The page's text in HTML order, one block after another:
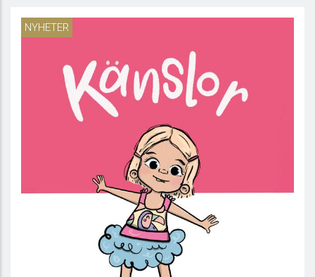
NYHETER